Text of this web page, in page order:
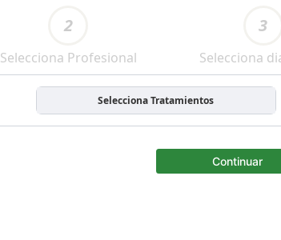
2
Selecciona Profesional
3
Selecciona
Selecciona Tratamientos
Continuar